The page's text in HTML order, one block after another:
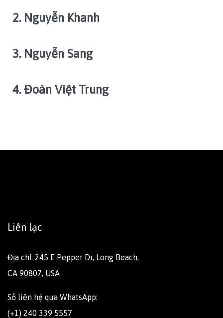
2. Nguyễn Khanh
3. Nguyễn Sang
4. Đoàn Việt Trung
Liên lạc
Địa chỉ: 245 E Pepper Dr, Long Beach,
CA 90807, USA
Số liên hệ qua WhatsApp:
(+1) 240 339 5557